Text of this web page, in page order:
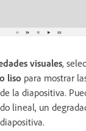
visuales,
liso para mostrar
la diapositiva.
lineal, un